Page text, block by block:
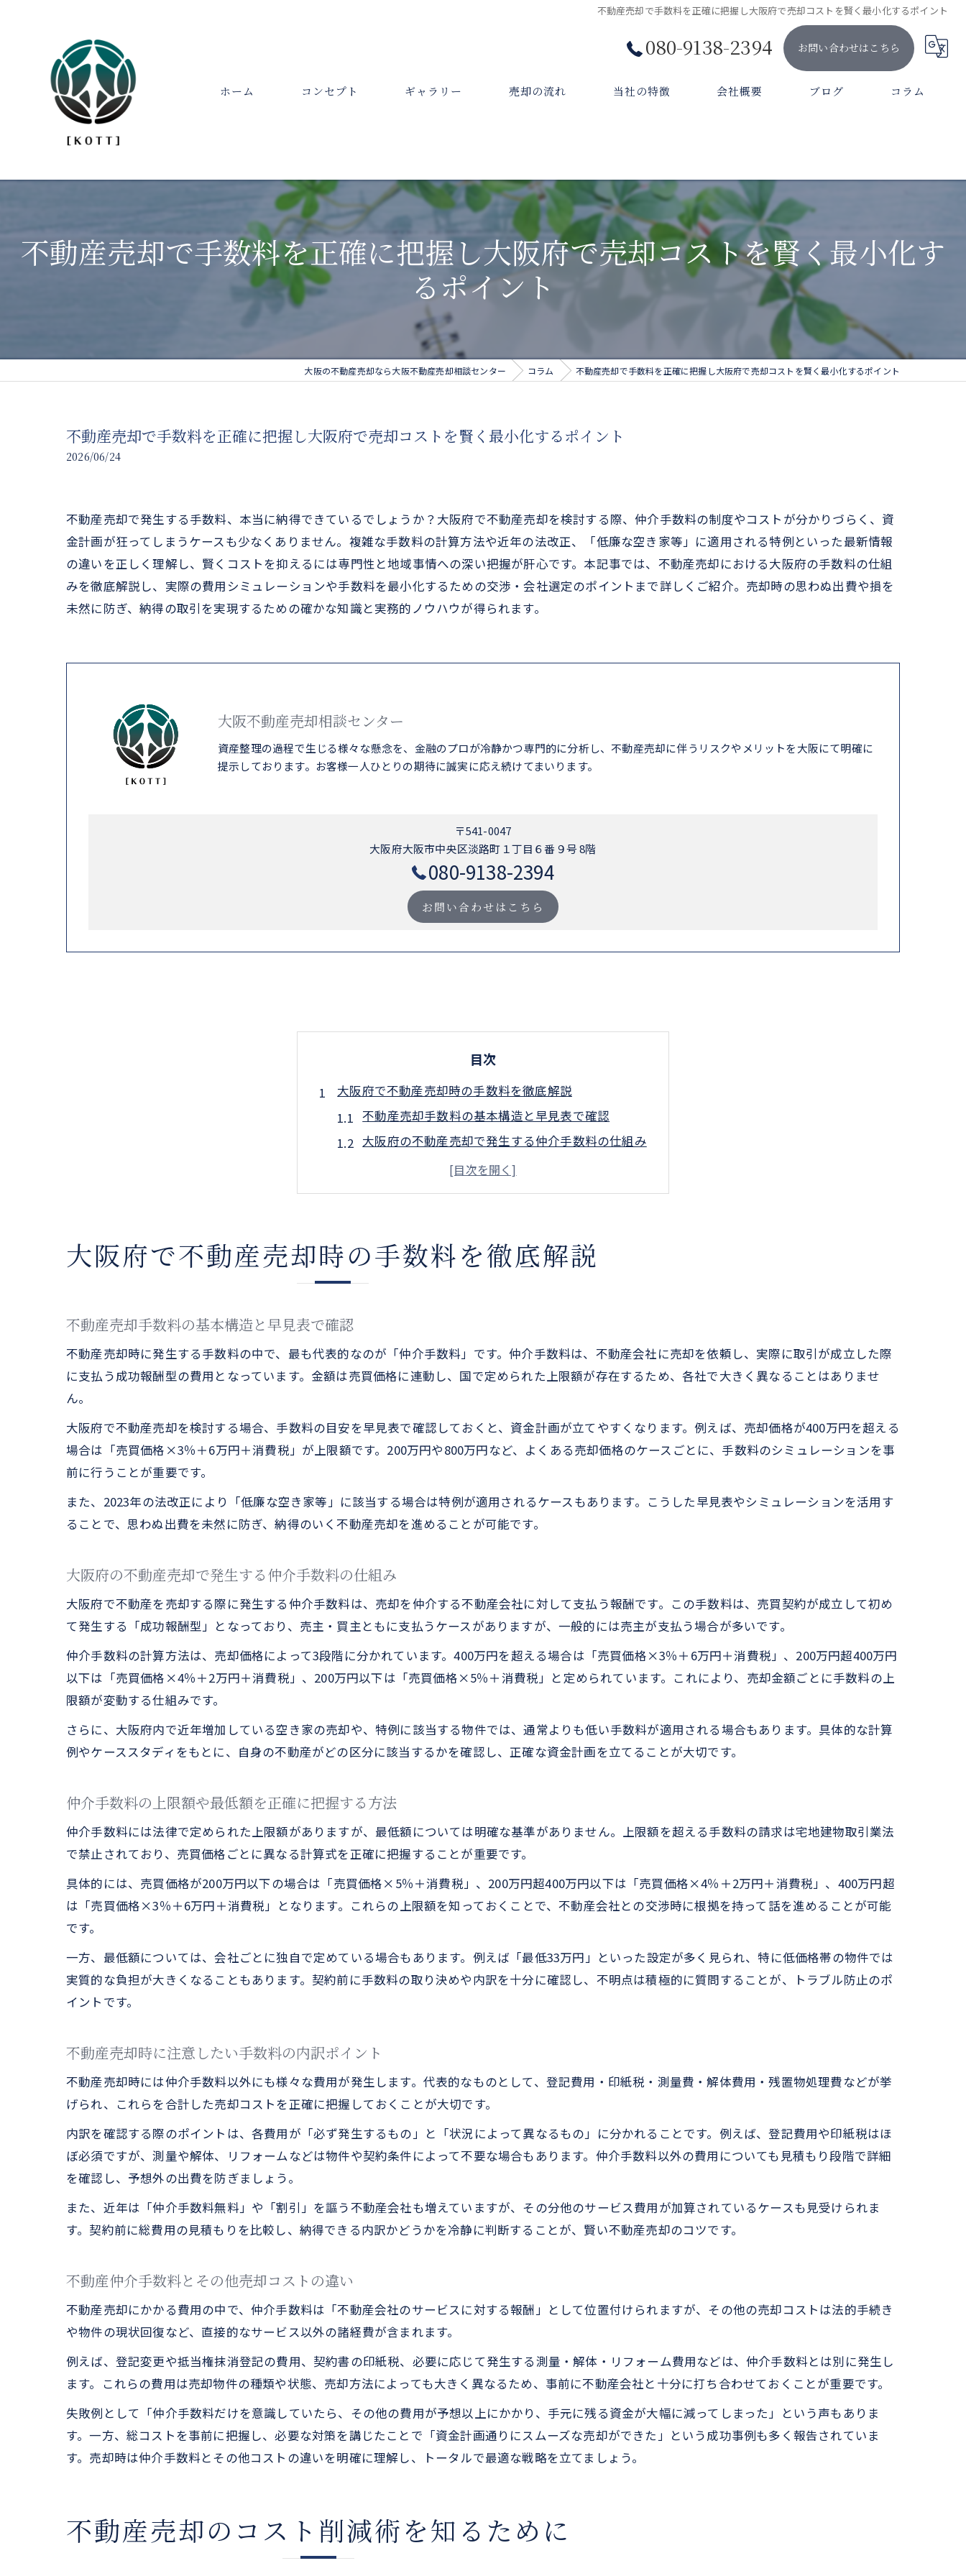
不動産売却で手数料を正確に把握し大阪府で売却コストを賢く最小化するポイント
080-9138-2394 お問い合わせはこちら
ホーム コンセプト ギャラリー 売却の流れ 当社の特徴
資産整理
法人
会社概要 ブログ コラム
不動産売却で手数料を正確に把握し大阪府で売却コストを賢く最小化す
るポイント
大阪の不動産売却なら大阪不動産売却相談センター コラム 不動産売却で手数料を正確に把握し大阪府で売却コストを賢く最小化するポイント
不動産売却で手数料を正確に把握し大阪府で売却コストを賢く最小化するポイント
2026/06/24
不動産売却で発生する手数料、本当に納得できているでしょうか？大阪府で不動産売却を検討する際、仲介手数料の制度やコストが分かりづらく、資
金計画が狂ってしまうケースも少なくありません。複雑な手数料の計算方法や近年の法改正、「低廉な空き家等」に適用される特例といった最新情報
の違いを正しく理解し、賢くコストを抑えるには専門性と地域事情への深い把握が肝心です。本記事では、不動産売却における大阪府の手数料の仕組
みを徹底解説し、実際の費用シミュレーションや手数料を最小化するための交渉・会社選定のポイントまで詳しくご紹介。売却時の思わぬ出費や損を
未然に防ぎ、納得の取引を実現するための確かな知識と実務的ノウハウが得られます。
大阪不動産売却相談センター
資産整理の過程で生じる様々な懸念を、金融のプロが冷静かつ専門的に分析し、不動産売却に伴うリスクやメリットを大阪にて明確に
提示しております。お客様一人ひとりの期待に誠実に応え続けてまいります。
〒541-0047
大阪府大阪市中央区淡路町１丁目６番９号 8階
080-9138-2394
お問い合わせはこちら
目次
大阪府で不動産売却時の手数料を徹底解説
不動産売却手数料の基本構造と早見表で確認
大阪府の不動産売却で発生する仲介手数料の仕組み
仲介手数料の上限額や最低額を正確に把握する方法
不動産売却時に注意したい手数料の内訳ポイント
不動産売却のコスト削減術を知るために
不動産売却で手数料を減らす具体的な方法
不動産売却でコスト削減する実践的な交渉法
不動産売却時の手数料は誰が負担するのか解説
仲介手数料の支払いタイミングと流れを整理
不動産売却で両手仲介時の手数料支払いの実際
手数料支払い方法と分割可否の注意点を紹介
不動産売却で800万円以下特例の適用条件とは
仲介手数料33万円特例のメリットと注意点
低廉な空き家等に適用される手数料最新改正解説
特例制度と通常手数料の違いをわかりやすく整理
仲介手数料無料の不動産会社選びで重要な視点
不動産売却で手数料無料の裏側を知るポイント
不動産売却で賢く資金計画を立てるコツ
売却コストと仲介手数料を踏まえた予算管理術
予想外の費用発生を防ぐための資金計画ポイント
大阪府で不動産売却時の手数料を徹底解説
不動産売却手数料の基本構造と早見表で確認
不動産売却時に発生する手数料の中で、最も代表的なのが「仲介手数料」です。仲介手数料は、不動産会社に売却を依頼し、実際に取引が成立した際
に支払う成功報酬型の費用となっています。金額は売買価格に連動し、国で定められた上限額が存在するため、各社で大きく異なることはありませ
ん。
大阪府で不動産売却を検討する場合、手数料の目安を早見表で確認しておくと、資金計画が立てやすくなります。例えば、売却価格が400万円を超える
場合は「売買価格×3％＋6万円＋消費税」が上限額です。200万円や800万円など、よくある売却価格のケースごとに、手数料のシミュレーションを事
前に行うことが重要です。
また、2023年の法改正により「低廉な空き家等」に該当する場合は特例が適用されるケースもあります。こうした早見表やシミュレーションを活用す
ることで、思わぬ出費を未然に防ぎ、納得のいく不動産売却を進めることが可能です。
大阪府の不動産売却で発生する仲介手数料の仕組み
大阪府で不動産を売却する際に発生する仲介手数料は、売却を仲介する不動産会社に対して支払う報酬です。この手数料は、売買契約が成立して初め
て発生する「成功報酬型」となっており、売主・買主ともに支払うケースがありますが、一般的には売主が支払う場合が多いです。
仲介手数料の計算方法は、売却価格によって3段階に分かれています。400万円を超える場合は「売買価格×3％＋6万円＋消費税」、200万円超400万円
以下は「売買価格×4％＋2万円＋消費税」、200万円以下は「売買価格×5％＋消費税」と定められています。これにより、売却金額ごとに手数料の上
限額が変動する仕組みです。
さらに、大阪府内で近年増加している空き家の売却や、特例に該当する物件では、通常よりも低い手数料が適用される場合もあります。具体的な計算
例やケーススタディをもとに、自身の不動産がどの区分に該当するかを確認し、正確な資金計画を立てることが大切です。
仲介手数料の上限額や最低額を正確に把握する方法
仲介手数料には法律で定められた上限額がありますが、最低額については明確な基準がありません。上限額を超える手数料の請求は宅地建物取引業法
で禁止されており、売買価格ごとに異なる計算式を正確に把握することが重要です。
具体的には、売買価格が200万円以下の場合は「売買価格×5％＋消費税」、200万円超400万円以下は「売買価格×4％＋2万円＋消費税」、400万円超
は「売買価格×3％＋6万円＋消費税」となります。これらの上限額を知っておくことで、不動産会社との交渉時に根拠を持って話を進めることが可能
です。
一方、最低額については、会社ごとに独自で定めている場合もあります。例えば「最低33万円」といった設定が多く見られ、特に低価格帯の物件では
実質的な負担が大きくなることもあります。契約前に手数料の取り決めや内訳を十分に確認し、不明点は積極的に質問することが、トラブル防止のポ
イントです。
不動産売却時に注意したい手数料の内訳ポイント
不動産売却時には仲介手数料以外にも様々な費用が発生します。代表的なものとして、登記費用・印紙税・測量費・解体費用・残置物処理費などが挙
げられ、これらを合計した売却コストを正確に把握しておくことが大切です。
内訳を確認する際のポイントは、各費用が「必ず発生するもの」と「状況によって異なるもの」に分かれることです。例えば、登記費用や印紙税はほ
ぼ必須ですが、測量や解体、リフォームなどは物件や契約条件によって不要な場合もあります。仲介手数料以外の費用についても見積もり段階で詳細
を確認し、予想外の出費を防ぎましょう。
また、近年は「仲介手数料無料」や「割引」を謳う不動産会社も増えていますが、その分他のサービス費用が加算されているケースも見受けられま
す。契約前に総費用の見積もりを比較し、納得できる内訳かどうかを冷静に判断することが、賢い不動産売却のコツです。
不動産仲介手数料とその他売却コストの違い
不動産売却にかかる費用の中で、仲介手数料は「不動産会社のサービスに対する報酬」として位置付けられますが、その他の売却コストは法的手続き
や物件の現状回復など、直接的なサービス以外の諸経費が含まれます。
例えば、登記変更や抵当権抹消登記の費用、契約書の印紙税、必要に応じて発生する測量・解体・リフォーム費用などは、仲介手数料とは別に発生し
ます。これらの費用は売却物件の種類や状態、売却方法によっても大きく異なるため、事前に不動産会社と十分に打ち合わせておくことが重要です。
失敗例として「仲介手数料だけを意識していたら、その他の費用が予想以上にかかり、手元に残る資金が大幅に減ってしまった」という声もありま
す。一方、総コストを事前に把握し、必要な対策を講じたことで「資金計画通りにスムーズな売却ができた」という成功事例も多く報告されていま
す。売却時は仲介手数料とその他コストの違いを明確に理解し、トータルで最適な戦略を立てましょう。
不動産売却のコスト削減術を知るために